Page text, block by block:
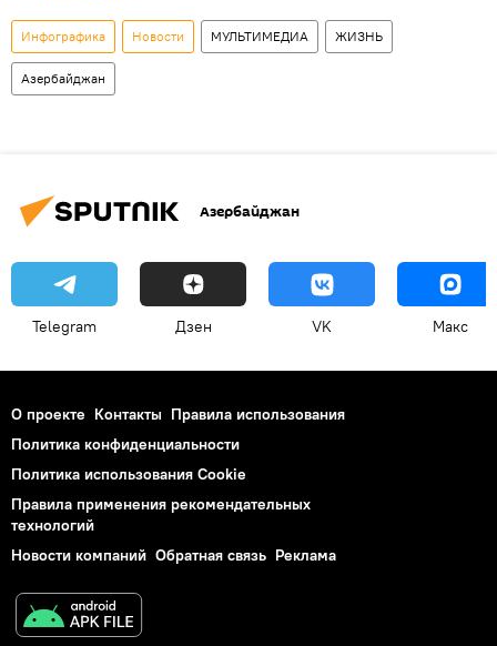
Инфографика Новости МУЛЬТИМЕДИА ЖИЗНЬ
Азербайджан
Азербайджан
Telegram Дзен VK Макс
О проекте Контакты Правила использования
Политика конфиденциальности
Политика использования Cookie
Правила применения рекомендательных
технологий
Новости компаний Обратная связь Реклама